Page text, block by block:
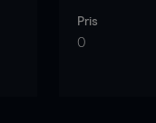
Pris
0